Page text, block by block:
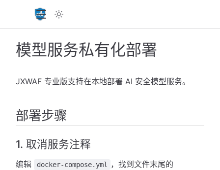
模型服务私有化部署
JXWAF 专业版支持在本地部署 AI 安全模型服务。
部署步骤
1. 取消服务注释
编辑 docker-compose.yml ，找到文件末尾的